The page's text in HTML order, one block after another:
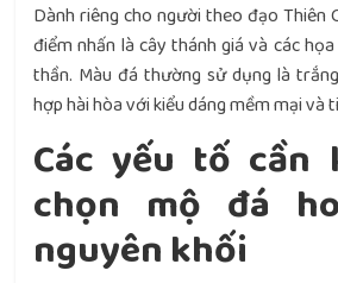
Dành riêng cho người theo đạo Thiên
điểm nhấn là cây thánh giá và các
thần. Màu đá thường sử dụng là
hợp hài hòa với kiểu dáng mềm mại và
Các yếu tố
chọn mộ đá
nguyên khối